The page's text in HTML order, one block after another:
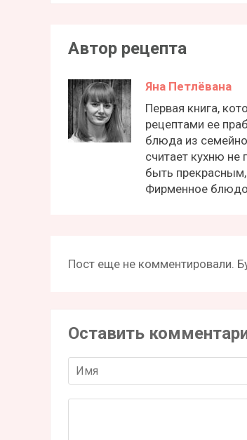
Автор рецепта
Яна Петлёвана
Первая книга,
рецептами ее
блюда из
считает кухню
быть прекрасным,
Фирменное
Пост еще не комментировали.
Оставить